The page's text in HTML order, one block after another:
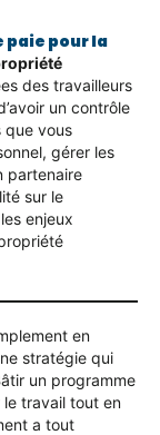
paie pour la
des travailleurs
un contrôle
que vous
gérer les
partenaire
sur le
enjeux
en
stratégie qui
un programme
le travail tout en
a tout